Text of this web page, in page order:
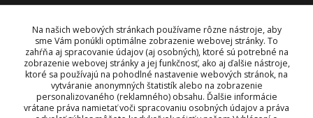
KONTAKT
OBJEDNÁVKY A INFORMÁCIE
+421 948 229 224
info@vysielacky.com
Na našich webových stránkach používame rôzne nástroje, aby
sme Vám ponúkli optimálne zobrazenie webovej stránky. To
zahŕňa aj spracovanie údajov (aj osobných), ktoré sú potrebné na
zobrazenie webovej stránky a jej funkčnosť, ako aj ďalšie nástroje,
ktoré sa používajú na pohodlné nastavenie webových stránok, na
vytváranie anonymných štatistík alebo na zobrazenie
personalizovaného (reklamného) obsahu. Ďalšie informácie
vrátane práva namietať voči spracovaniu osobných údajov a práva